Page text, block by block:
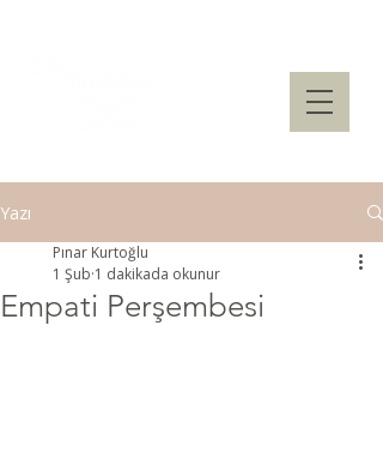
Yazı
Empati Perşembesi
Pınar Kurtoğlu
1 Şub 1 dakikada okunur